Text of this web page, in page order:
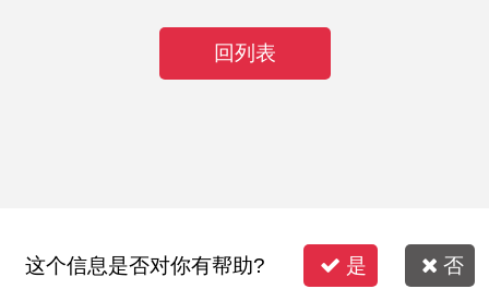
回列表
这个信息是否对你有帮助? 是 否